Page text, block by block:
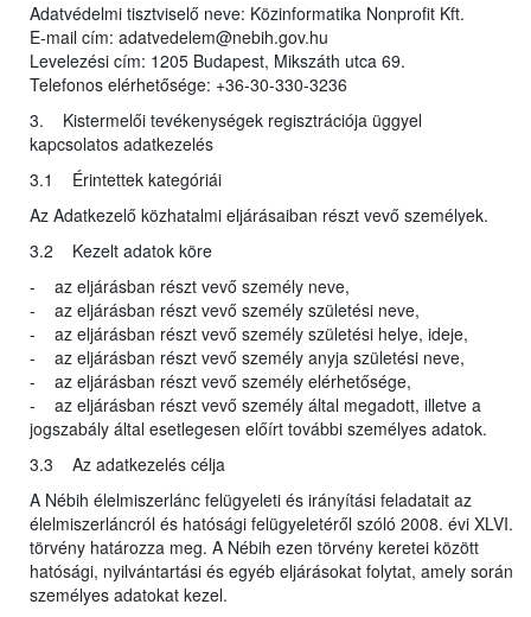
Adatvédelmi tisztviselő neve: Közinformatika Nonprofit Kft.
E-mail cím: adatvedelem@nebih.gov.hu
Levelezési cím: 1205 Budapest, Mikszáth utca 69.
Telefonos elérhetősége: +36-30-330-3236
3. Kistermelői tevékenységek regisztrációja üggyel
kapcsolatos adatkezelés
3.1 Érintettek kategóriái
Az Adatkezelő közhatalmi eljárásaiban részt vevő személyek.
3.2 Kezelt adatok köre
- az eljárásban részt vevő személy neve,
- az eljárásban részt vevő személy születési neve,
- az eljárásban részt vevő személy születési helye, ideje,
- az eljárásban részt vevő személy anyja születési neve,
- az eljárásban részt vevő személy elérhetősége,
- az eljárásban részt vevő személy által megadott, illetve a
jogszabály által esetlegesen előírt további személyes adatok.
3.3 Az adatkezelés célja
A Nébih élelmiszerlánc felügyeleti és irányítási feladatait az
élelmiszerláncról és hatósági felügyeletéről szóló 2008. évi XLVI.
törvény határozza meg. A Nébih ezen törvény keretei között
hatósági, nyilvántartási és egyéb eljárásokat folytat, amely során
személyes adatokat kezel.